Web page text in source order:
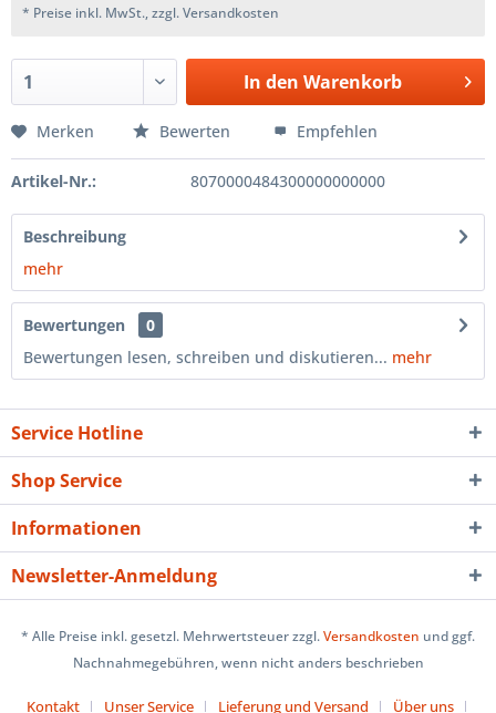
* Preise inkl. MwSt., zzgl. Versandkosten
In den Warenkorb
Merken Bewerten Empfehlen
Artikel-Nr.: 8070000484300000000000
Beschreibung
mehr
Bewertungen
0
Bewertungen lesen, schreiben und diskutieren... mehr
Service Hotline
Shop Service
Informationen
Newsletter-Anmeldung
* Alle Preise inkl. gesetzl. Mehrwertsteuer zzgl.Versandkosten und ggf.
Nachnahmegebühren, wenn nicht anders beschrieben
Kontakt Unser Service Lieferung und Versand Über uns